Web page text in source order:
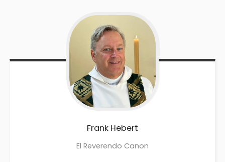
Frank Hebert
El Reverendo Canon